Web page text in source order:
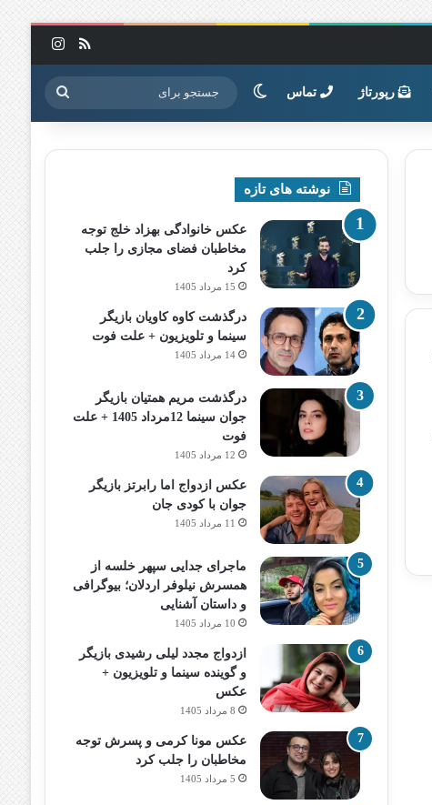
خوراک
رپورتاژ تماس تغییر پوسته جستجو
برای
نوشته های تازه
عکس خانوادگی بهزاد خلج توجه
مخاطبان فضای مجازی را جلب
کرد
15 مرداد 1405
درگذشت کاوه کاویان بازیگر
سینما و تلویزیون + علت فوت
14 مرداد 1405
درگذشت مریم همتیان بازیگر
جوان سینما 12مرداد 1405 + علت
فوت
12 مرداد 1405
عکس ازدواج اما رابرتز بازیگر
جوان با کودی جان
11 مرداد 1405
ماجرای جدایی سپهر خلسه از
همسرش نیلوفر اردلان؛ بیوگرافی
و داستان آشنایی
10 مرداد 1405
ازدواج مجدد لیلی رشیدی بازیگر
و گوینده سینما و تلویزیون +
عکس
8 مرداد 1405
عکس مونا کرمی و پسرش توجه
مخاطبان را جلب کرد
5 مرداد 1405